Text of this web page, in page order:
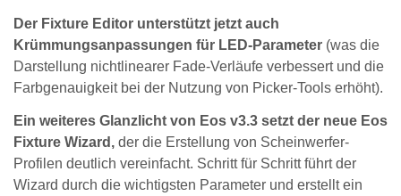
Der Fixture Editor unterstützt jetzt auch
Krümmungsanpassungen für LED-Parameter (was die
Darstellung nichtlinearer Fade-Verläufe verbessert und die
Farbgenauigkeit bei der Nutzung von Picker-Tools erhöht).
Ein weiteres Glanzlicht von Eos v3.3 setzt der neue Eos
Fixture Wizard, der die Erstellung von Scheinwerfer-
Profilen deutlich vereinfacht. Schritt für Schritt führt der
Wizard durch die wichtigsten Parameter und erstellt ein